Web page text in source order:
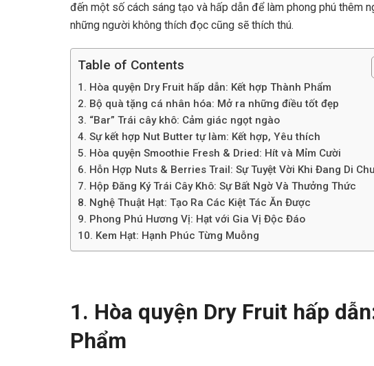
đến một số cách sáng tạo và hấp dẫn để làm phong phú thêm
những người không thích đọc cũng sẽ thích thú.
Table of Contents
1. Hòa quyện Dry Fruit hấp dẫn: Kết hợp Thành Phẩm
2. Bộ quà tặng cá nhân hóa: Mở ra những điều tốt đẹp
3. “Bar” Trái cây khô: Cảm giác ngọt ngào
4. Sự kết hợp Nut Butter tự làm: Kết hợp, Yêu thích
5. Hòa quyện Smoothie Fresh & Dried: Hít và Mỉm Cười
6. Hỗn Hợp Nuts & Berries Trail: Sự Tuyệt Vời Khi Đang Di
7. Hộp Đăng Ký Trái Cây Khô: Sự Bất Ngờ Và Thưởng Thức
8. Nghệ Thuật Hạt: Tạo Ra Các Kiệt Tác Ăn Được
9. Phong Phú Hương Vị: Hạt với Gia Vị Độc Đáo
10. Kem Hạt: Hạnh Phúc Từng Muỗng
1. Hòa quyện Dry Fruit hấp
Phẩm